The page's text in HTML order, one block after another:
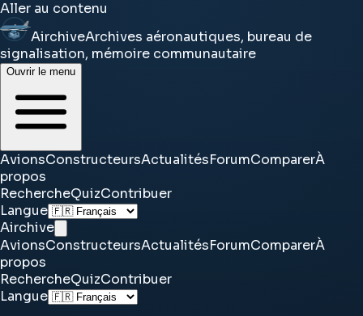
Aller au contenu
AirchiveArchives aéronautiques, bureau de
signalisation, mémoire communautaire
Ouvrir le menu
AvionsConstructeursActualitésForumComparerÀ
propos
RechercheQuizContribuer
Langue
Airchive
AvionsConstructeursActualitésForumComparerÀ
propos
RechercheQuizContribuer
Langue